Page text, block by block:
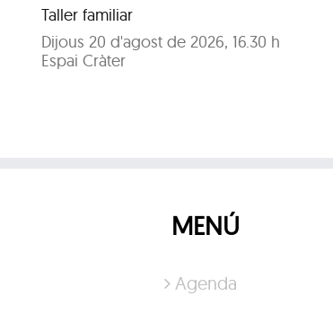
Taller familiar
Dijous 20 d'agost de 2026, 16.30 h
Espai Cràter
MENÚ
Agenda